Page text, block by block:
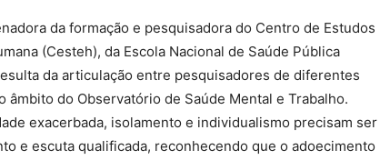
da formação e pesquisadora do Centro de Estudos
(Cesteh), da Escola Nacional de Saúde Pública
da articulação entre pesquisadores de diferentes
do Observatório de Saúde Mental e Trabalho.
exacerbada, isolamento e individualismo precisam ser
e escuta qualificada, reconhecendo que o adoecimento